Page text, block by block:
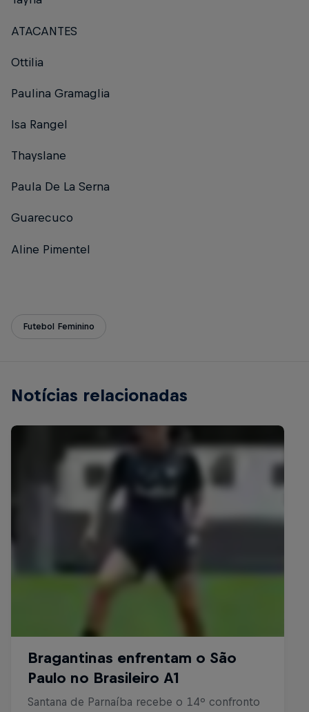
ATACANTES
Ottilia
Paulina Gramaglia
Isa Rangel
Thayslane
Paula De La Serna
Guarecuco
Aline Pimentel
Futebol Feminino
Notícias relacionadas